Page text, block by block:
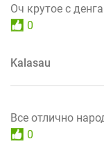
Оч крутое с
0
Kalasau
Все отлично
0